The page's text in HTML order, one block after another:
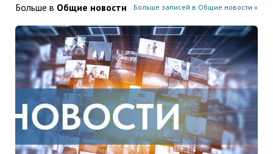
Больше в Общие новости Больше записей в Общие новости »